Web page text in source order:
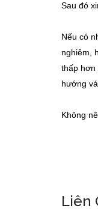
Sau đó
Nếu có
nghiêm,
thấp hơn
hướng
Không
Liên